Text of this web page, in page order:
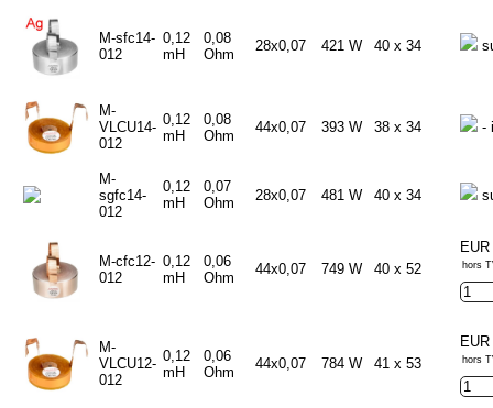
M-sfc14-
012
0,12
mH
0,08
Ohm
28x0,07 421 W 40 x 34
M-
VLCU14-
012
0,12
mH
0,08
Ohm
44x0,07 393 W 38 x 34 -
M-
sgfc14-
012
0,12
mH
0,07
Ohm
28x0,07 481 W 40 x 34
M-cfc12-
012
0,12
mH
0,06
Ohm
44x0,07 749 W 40 x 52 hors
M-
VLCU12-
012
0,12
mH
0,06
Ohm
44x0,07 784 W 41 x 53 hors